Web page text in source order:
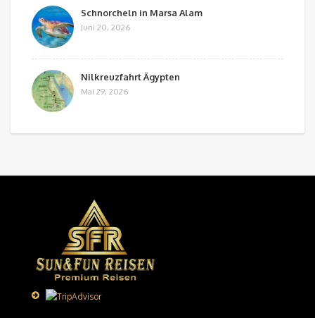
Schnorcheln in Marsa Alam
Juni 20, 2026
Nilkreuzfahrt Ägypten
Mai 29, 2026